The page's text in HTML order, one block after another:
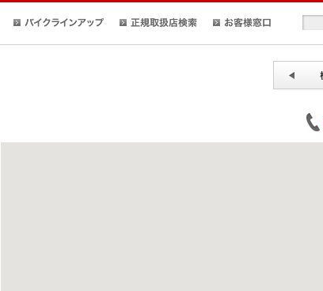
バイクトップ バイクラインアップ 正規取扱店検索